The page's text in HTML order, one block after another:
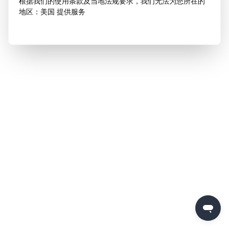
地区：美国 提供服务